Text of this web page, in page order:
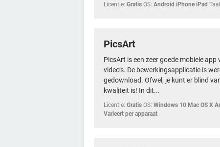
Licentie: Gratis OS: Android iPhone iPad
PicsArt
PicsArt is een zeer goede mobiele app
video’s. De bewerkingsapplicatie is
gedownload. Ofwel, je kunt er blind
kwaliteit is! In dit...
Licentie: Gratis OS: Windows 10 Mac OS X
Varieert per apparaat